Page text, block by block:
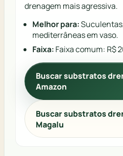
drenagem mais agressiva.
Melhor para:
mediterrâneas em vaso.
Faixa: Faixa comum: R$
Buscar substratos
Amazon
Buscar substratos
Magalu